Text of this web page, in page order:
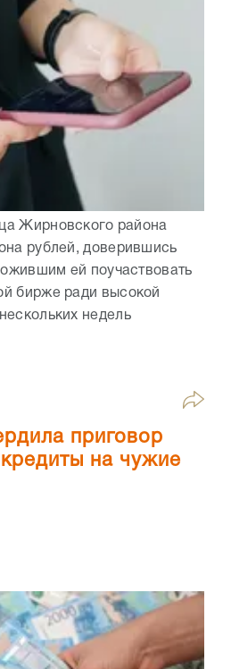
Жирновского района
рублей, доверившись
ей поучаствовать
бирже ради высокой
недель
приговор
на чужие